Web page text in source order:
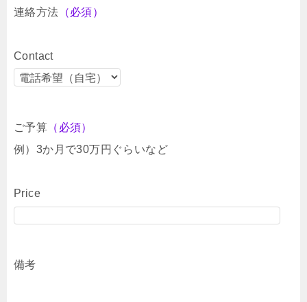
連絡方法 （必須）
Contact
ご予算 （必須）
例）3か月で30万円ぐらいなど
Price
備考